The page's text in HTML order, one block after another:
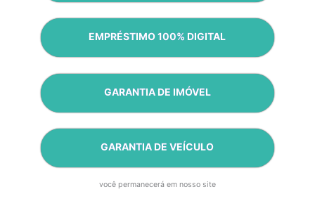
EMPRÉSTIMO 100% DIGITAL
GARANTIA DE IMÓVEL
GARANTIA DE VEÍCULO
você permanecerá em nosso site